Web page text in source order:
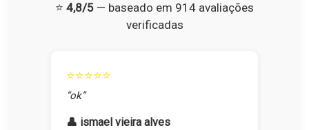
⭐ 4,8/5 — baseado em 914 avaliações
verificadas
⭐⭐⭐⭐⭐
“ok”
👤 ismael vieira alves